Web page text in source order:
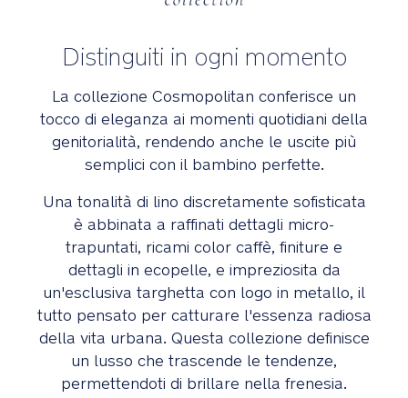
Distinguiti in ogni momento
La collezione Cosmopolitan conferisce un
tocco di eleganza ai momenti quotidiani della
genitorialità, rendendo anche le uscite più
semplici con il bambino perfette.
Una tonalità di lino discretamente sofisticata
è abbinata a raffinati dettagli micro-
trapuntati, ricami color caffè, finiture e
dettagli in ecopelle, e impreziosita da
un'esclusiva targhetta con logo in metallo, il
tutto pensato per catturare l'essenza radiosa
della vita urbana. Questa collezione definisce
un lusso che trascende le tendenze,
permettendoti di brillare nella frenesia.